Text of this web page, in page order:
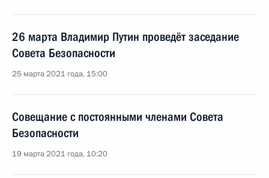
26 марта Владимир Путин проведёт заседание
Совета Безопасности
25 марта 2021 года, 15:00
Совещание с постоянными членами Совета
Безопасности
19 марта 2021 года, 10:20